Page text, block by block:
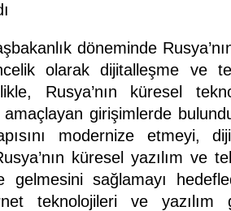
döneminde
olarak dijitalleşme ve
Rusya’nın küresel
girişimlerde
modernize etmeyi,
küresel yazılım ve
gelmesini sağlamayı
teknolojileri ve yazılım